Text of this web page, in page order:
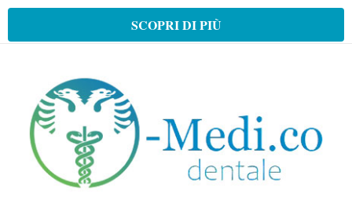
SCOPRI DI PIÙ